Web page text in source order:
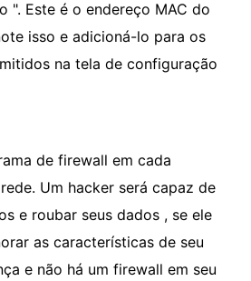
". Este é o endereço MAC do
isso e adicioná-lo para os
na tela de configuração
de firewall em cada
Um hacker será capaz de
e roubar seus dados , se ele
as características de seu
e não há um firewall em seu